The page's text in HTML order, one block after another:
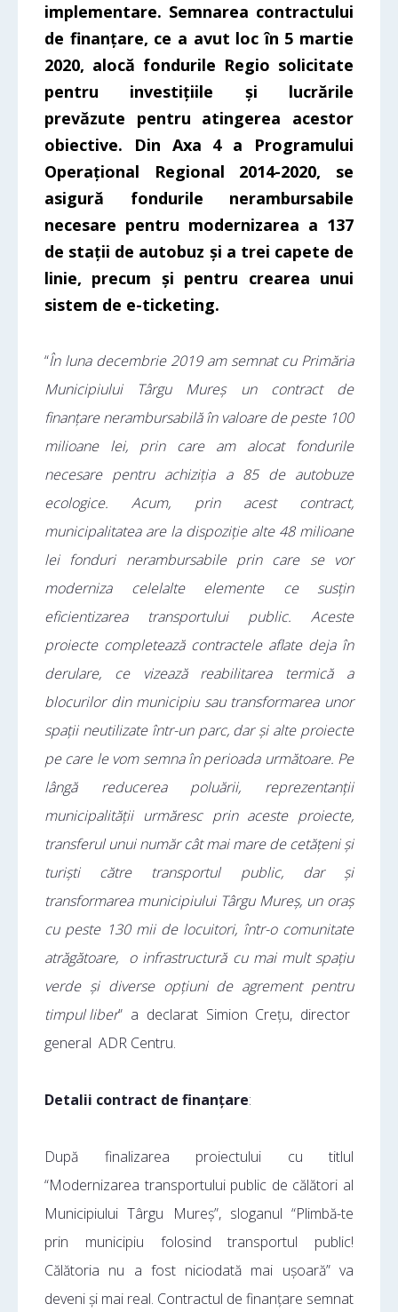
implementare. Semnarea contractului
de finanțare, ce a avut loc în 5 martie
2020, alocă fondurile Regio solicitate
pentru investițiile și lucrările
prevăzute pentru atingerea acestor
obiective. Din Axa 4 a Programului
Operațional Regional 2014-2020, se
asigură fondurile nerambursabile
necesare pentru modernizarea a 137
de stații de autobuz și a trei capete de
linie, precum și pentru crearea unui
sistem de e-ticketing.
“În luna decembrie 2019 am semnat cu Primăria
Municipiului Târgu Mureș un contract de
finanțare nerambursabilă în valoare de peste 100
milioane lei, prin care am alocat fondurile
necesare pentru achiziția a 85 de autobuze
ecologice. Acum, prin acest contract,
municipalitatea are la dispoziție alte 48 milioane
lei fonduri nerambursabile prin care se vor
moderniza celelalte elemente ce susțin
eficientizarea transportului public. Aceste
proiecte completează contractele aflate deja în
derulare, ce vizează reabilitarea termică a
blocurilor din municipiu sau transformarea unor
spații neutilizate într-un parc, dar și alte proiecte
pe care le vom semna în perioada următoare. Pe
lângă reducerea poluării, reprezentanții
municipalității urmăresc prin aceste proiecte,
transferul unui număr cât mai mare de cetățeni și
turiști către transportul public, dar și
transformarea municipiului Târgu Mureș, un oraș
cu peste 130 mii de locuitori, într-o comunitate
atrăgătoare, o infrastructură cu mai mult spațiu
verde și diverse opțiuni de agrement pentru
timpul liber” a declarat Simion Crețu, director
general ADR Centru.
Detalii contract de finanțare:
După finalizarea proiectului cu titlul
“Modernizarea transportului public de călători al
Municipiului Târgu Mureș”, sloganul “Plimbă-te
prin municipiu folosind transportul public!
Călătoria nu a fost niciodată mai ușoară” va
deveni și mai real. Contractul de finanțare semnat